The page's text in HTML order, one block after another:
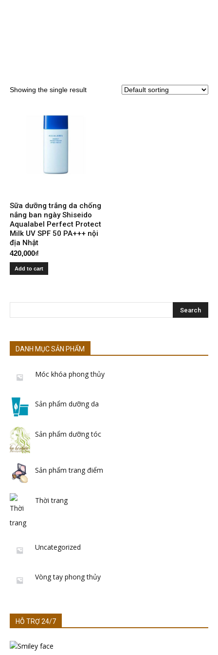
Showing the single result
Sữa dưỡng trắng da chống
nắng ban ngày Shiseido
Aqualabel Perfect Protect
Milk UV SPF 50 PA+++ nội
địa Nhật
420,000₫
Add to cart
DANH MỤC SẢN PHẨM
Móc khóa phong thủy
Sản phẩm dưỡng da
Sản phẩm dưỡng tóc
Sản phẩm trang điểm
Thời trang
Uncategorized
Vòng tay phong thủy
HỖ TRỢ 24/7